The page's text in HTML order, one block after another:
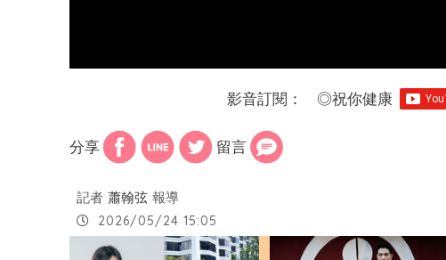
影音訂閱： ◎祝你健康
分享 留言
記者 蕭翰弦 報導
2026/05/24 15:05